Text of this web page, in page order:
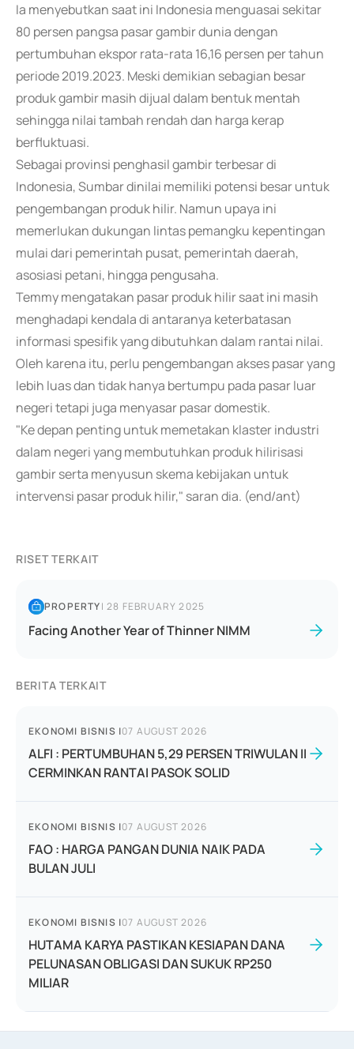
Ia menyebutkan saat ini Indonesia menguasai sekitar
80 persen pangsa pasar gambir dunia dengan
pertumbuhan ekspor rata-rata 16,16 persen per tahun
periode 2019.2023. Meski demikian sebagian besar
produk gambir masih dijual dalam bentuk mentah
sehingga nilai tambah rendah dan harga kerap
berfluktuasi.
Sebagai provinsi penghasil gambir terbesar di
Indonesia, Sumbar dinilai memiliki potensi besar untuk
pengembangan produk hilir. Namun upaya ini
memerlukan dukungan lintas pemangku kepentingan
mulai dari pemerintah pusat, pemerintah daerah,
asosiasi petani, hingga pengusaha.
Temmy mengatakan pasar produk hilir saat ini masih
menghadapi kendala di antaranya keterbatasan
informasi spesifik yang dibutuhkan dalam rantai nilai.
Oleh karena itu, perlu pengembangan akses pasar yang
lebih luas dan tidak hanya bertumpu pada pasar luar
negeri tetapi juga menyasar pasar domestik.
"Ke depan penting untuk memetakan klaster industri
dalam negeri yang membutuhkan produk hilirisasi
gambir serta menyusun skema kebijakan untuk
intervensi pasar produk hilir," saran dia. (end/ant)
RISET TERKAIT
PROPERTY|28 FEBRUARY 2025
Facing Another Year of Thinner NIMM
BERITA TERKAIT
EKONOMI BISNIS |07 AUGUST 2026
ALFI : PERTUMBUHAN 5,29 PERSEN TRIWULAN II
CERMINKAN RANTAI PASOK SOLID
EKONOMI BISNIS |07 AUGUST 2026
FAO : HARGA PANGAN DUNIA NAIK PADA
BULAN JULI
EKONOMI BISNIS |07 AUGUST 2026
HUTAMA KARYA PASTIKAN KESIAPAN DANA
PELUNASAN OBLIGASI DAN SUKUK RP250
MILIAR